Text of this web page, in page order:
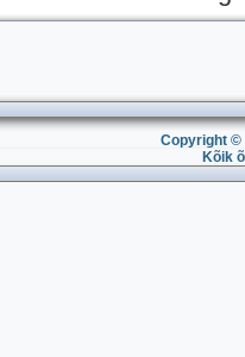
Copyright ©
Kõik